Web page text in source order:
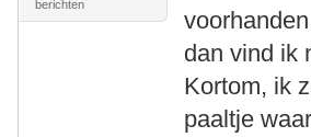
berichten
dan vind ik
Kortom, ik
paaltje